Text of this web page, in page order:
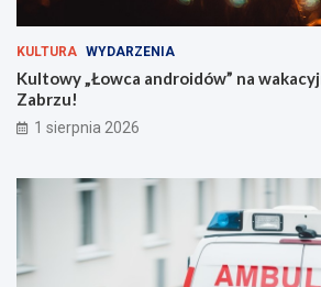
i
e
m
!
KULTURA WYDARZENIA
Kultowy „Łowca androidów” na
Zabrzu!
1 sierpnia 2026